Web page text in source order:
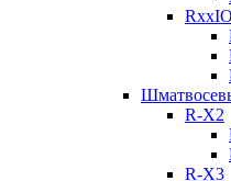
R-X2
R-X3